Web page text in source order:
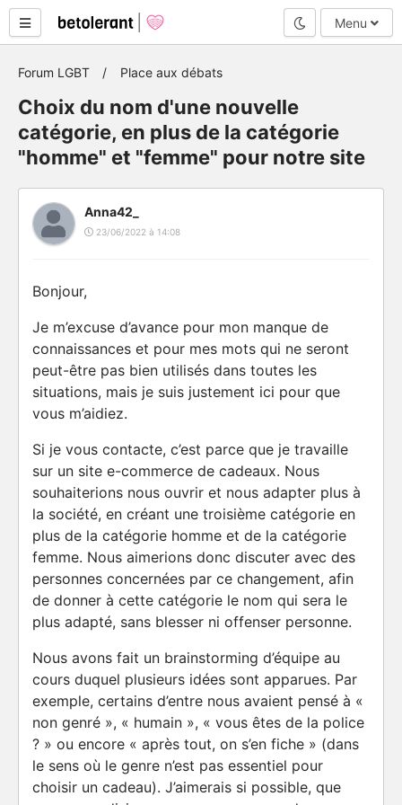
Mode nuit
Menu
Forum LGBT Place aux débats
Choix du nom d'une nouvelle
catégorie, en plus de la catégorie
"homme" et "femme" pour notre site
Anna42_
23/06/2022 à 14:08
Bonjour,
Je m’excuse d’avance pour mon manque de
connaissances et pour mes mots qui ne seront
peut-être pas bien utilisés dans toutes les
situations, mais je suis justement ici pour que
vous m’aidiez.
Si je vous contacte, c’est parce que je travaille
sur un site e-commerce de cadeaux. Nous
souhaiterions nous ouvrir et nous adapter plus à
la société, en créant une troisième catégorie en
plus de la catégorie homme et de la catégorie
femme. Nous aimerions donc discuter avec des
personnes concernées par ce changement, afin
de donner à cette catégorie le nom qui sera le
plus adapté, sans blesser ni offenser personne.
Nous avons fait un brainstorming d’équipe au
cours duquel plusieurs idées sont apparues. Par
exemple, certains d’entre nous avaient pensé à «
non genré », « humain », « vous êtes de la police
? » ou encore « après tout, on s’en fiche » (dans
le sens où le genre n’est pas essentiel pour
choisir un cadeau). J’aimerais si possible, que